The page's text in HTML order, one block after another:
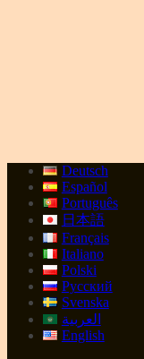
Deutsch
Español
Português
日本語
Français
Italiano
Polski
Русский
Svenska
العربية
English